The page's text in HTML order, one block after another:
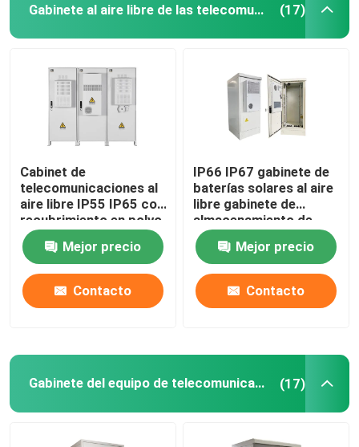
Modulo de rectificador
Rectificador de corriente continua de 48 V
Flatpack2 integró el sistema eléctrico
Batería de litio de las telecomunicaciones
Soluciones energéticas CE+T
Gabinete al aire libre de las telecomunicaciones (17)
Cabinet de
telecomunicaciones al
aire libre IP55 IP65 con
recubrimiento en polvo
Mejor precio
Contacto
IP66 IP67 gabinete de
baterías solares al aire
libre gabinete de
almacenamiento de
energía
1850*1500*750mm
Mejor precio
Contacto
Gabinete del equipo de telecomunicaciones (17)